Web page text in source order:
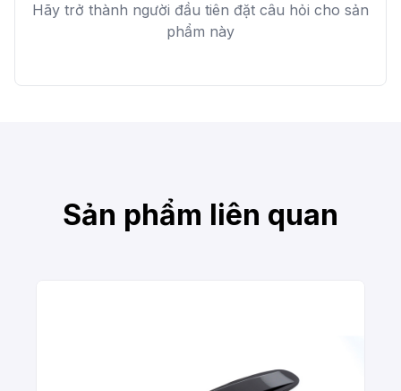
Hãy trở thành người đầu tiên đặt câu hỏi cho sản
phẩm này
Sản phẩm liên quan